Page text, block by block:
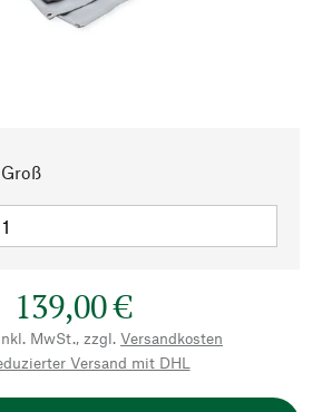
Groß
139,00 €
MwSt., zzgl. Versandkosten
Versand mit DHL